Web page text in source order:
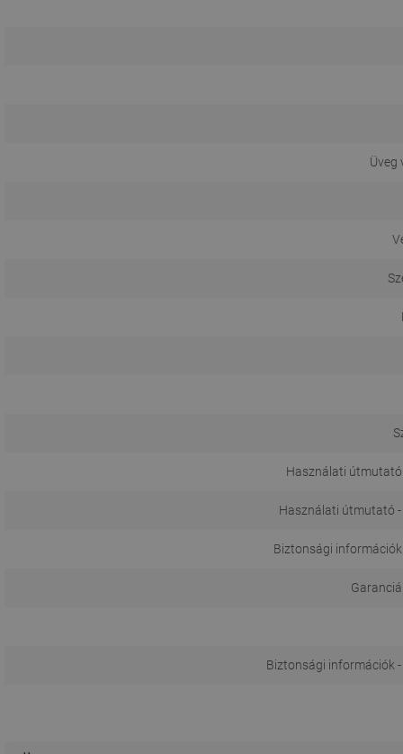
Üveg
Használati
Használati útmutató
Biztonsági
Biztonsági információk